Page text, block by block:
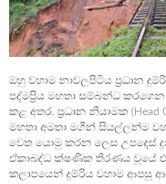
ඔහු වහාම නාවලපිටිය ප්‍රධාන
පද්මප්‍රිය මහතා සම්බන්ධ කරගෙන
කළ අතර, ප්‍රධාන නියාමක
මහතා අමතා මගීන් සියල්ලන්ම
වෙත යොමු කරන ලෙස උපදෙස්
ඒකාබද්ධ ක්ෂණික තීරණය වූයේ
කලාපයෙන් දුම්රිය වහාම ආපසු